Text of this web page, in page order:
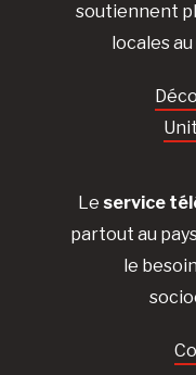
soutiennent
locales
Le service
partout au
le